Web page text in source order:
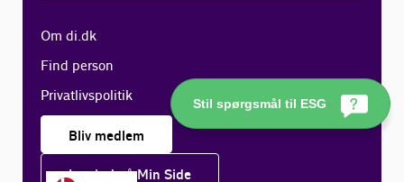
Om di.dk
Find person
Privatlivspolitik
Bliv medlem
Log ind på Min Side
Stil spørgsmål til ESG